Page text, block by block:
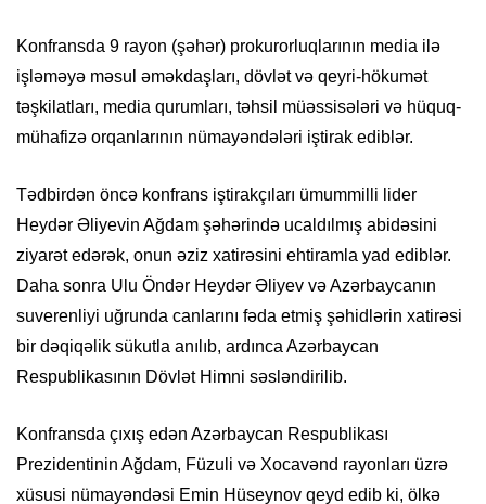
Konfransda 9 rayon (şəhər) prokurorluqlarının media ilə
işləməyə məsul əməkdaşları, dövlət və qeyri-hökumət
təşkilatları, media qurumları, təhsil müəssisələri və hüquq-
mühafizə orqanlarının nümayəndələri iştirak ediblər.
Tədbirdən öncə konfrans iştirakçıları ümummilli lider
Heydər Əliyevin Ağdam şəhərində ucaldılmış abidəsini
ziyarət edərək, onun əziz xatirəsini ehtiramla yad ediblər.
Daha sonra Ulu Öndər Heydər Əliyev və Azərbaycanın
suverenliyi uğrunda canlarını fəda etmiş şəhidlərin xatirəsi
bir dəqiqəlik sükutla anılıb, ardınca Azərbaycan
Respublikasının Dövlət Himni səsləndirilib.
Konfransda çıxış edən Azərbaycan Respublikası
Prezidentinin Ağdam, Füzuli və Xocavənd rayonları üzrə
xüsusi nümayəndəsi Emin Hüseynov qeyd edib ki, ölkə